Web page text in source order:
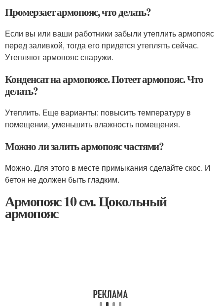
Промерзает армопояс, что делать?
Если вы или ваши работники забыли утеплить армопояс
перед заливкой, тогда его придется утеплять сейчас.
Утепляют армопояс снаружи.
Конденсат на армопоясе. Потеет армопояс. Что
делать?
Утеплить. Еще варианты: повысить температуру в
помещении, уменьшить влажность помещения.
Можно ли залить армопояс частями?
Можно. Для этого в месте примыкания сделайте скос. И
бетон не должен быть гладким.
Армопояс 10 см. Цокольный
армопояс